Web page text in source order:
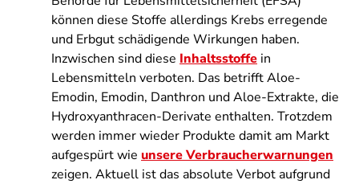
können diese Stoffe allerdings Krebs erregende
und Erbgut schädigende Wirkungen haben.
Inzwischen sind diese Inhaltsstoffe in
Lebensmitteln verboten. Das betrifft Aloe-
Emodin, Emodin, Danthron und Aloe-Extrakte, die
Hydroxyanthracen-Derivate enthalten. Trotzdem
werden immer wieder Produkte damit am Markt
aufgespürt wie unsere Verbraucherwarnungen
zeigen. Aktuell ist das absolute Verbot aufgrund